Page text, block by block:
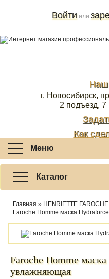
Наш
г. Новосибирск,
2 подъезд,
Как
Войти или
Меню
Каталог
Главная » HENRIETTE FAROCHE
Faroche Homme маска
Faroche Homme
увлажняющая